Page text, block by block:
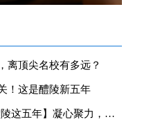
离顶尖名校有多远？
！这是醴陵新五年
聚力，向善前行！醴陵深耕瓷都新风貌